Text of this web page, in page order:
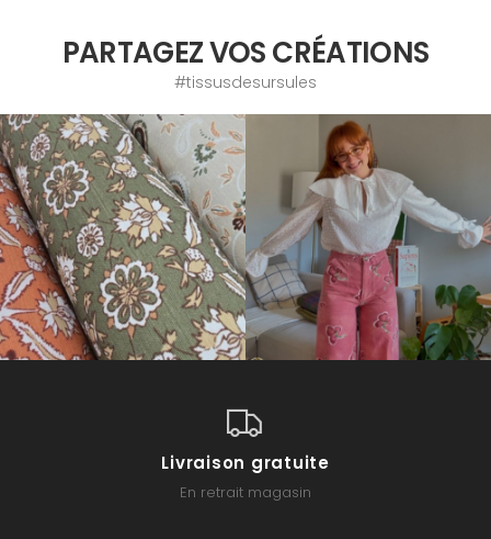
PARTAGEZ VOS CRÉATIONS
#tissusdesursules
Livraison gratuite
En retrait magasin